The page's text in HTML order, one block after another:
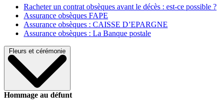
Racheter un contrat obsèques avant le décès : est-ce possible ?
Assurance obsèques FAPE
Assurance obsèques : CAISSE D’EPARGNE
Assurance obsèques : La Banque postale
Fleurs et cérémonie
Hommage au défunt